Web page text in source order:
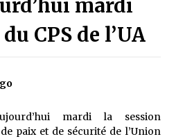
/ L’ogresse du M’zab
mardi
CPS de l’UA
mardi la session
paix et de sécurité de l’Union